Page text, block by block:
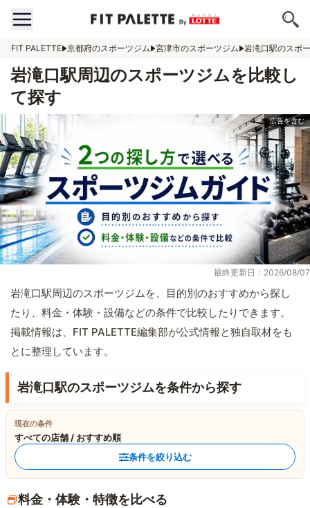
FIT PALETTE 京都府のスポーツジム 宮津市のスポーツジム 岩滝口駅のスポ
岩滝口駅周辺のスポーツジムを比較し
て探す
最終更新日：2026/08/07
岩滝口駅周辺のスポーツジムを、目的別のおすすめから探し
たり、料金・体験・設備などの条件で比較したりできます。
掲載情報は、FIT PALETTE編集部が公式情報と独自取材をも
とに整理しています。
岩滝口駅のスポーツジムを条件から探す
現在の条件
すべての店舗 / おすすめ順
条件を絞り込む
料金・体験・特徴を比べる